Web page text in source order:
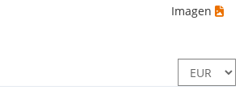
Imagen